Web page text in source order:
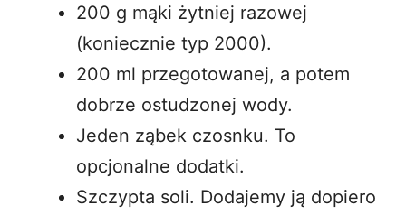
200 g mąki żytniej razowej
(koniecznie typ 2000).
200 ml przegotowanej, a potem
dobrze ostudzonej wody.
Jeden ząbek czosnku. To
opcjonalne dodatki.
Szczypta soli. Dodajemy ją dopiero